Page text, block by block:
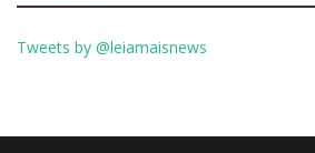
Tweets by @leiamaisnews